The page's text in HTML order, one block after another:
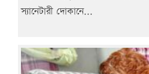
স্যানেটারী দোকানে...